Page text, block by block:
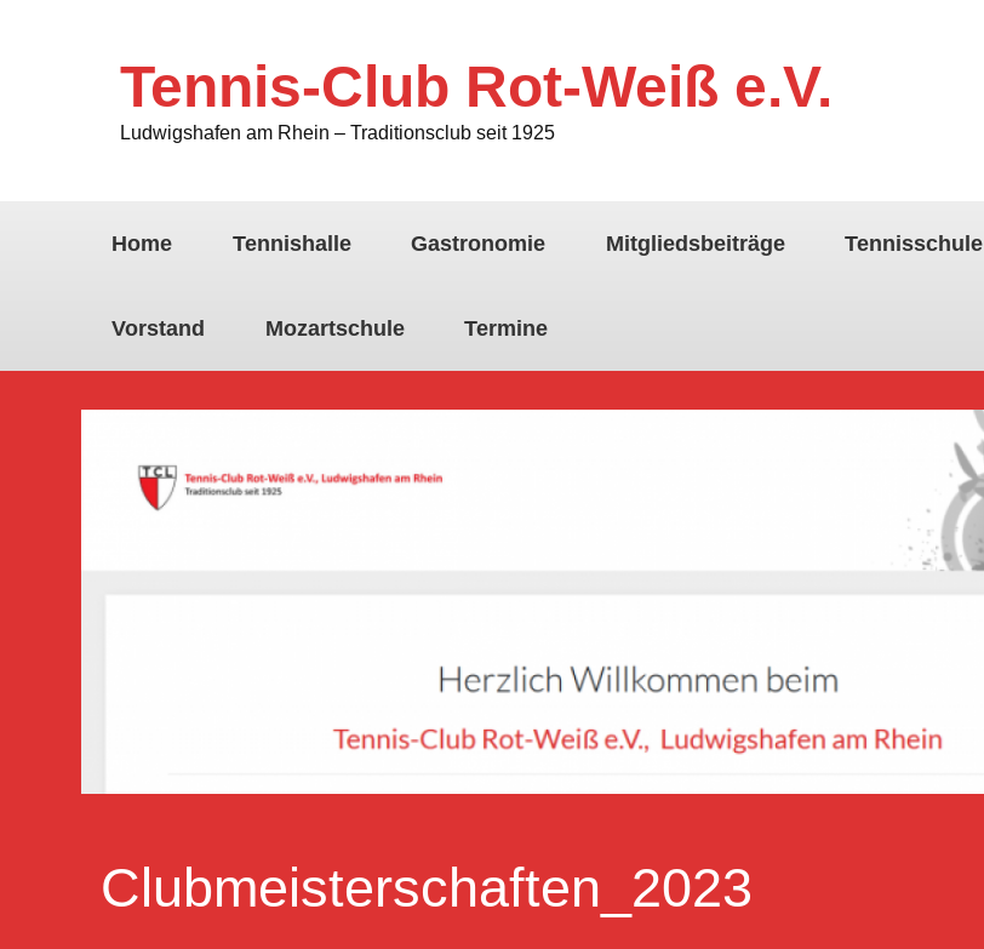
Tennis-Club Rot-Weiß e.V.
Ludwigshafen am Rhein – Traditionsclub seit 1925
Home Tennishalle Gastronomie Mitgliedsbeiträge Tennisschule
Vorstand Mozartschule Termine
Clubmeisterschaften_2023